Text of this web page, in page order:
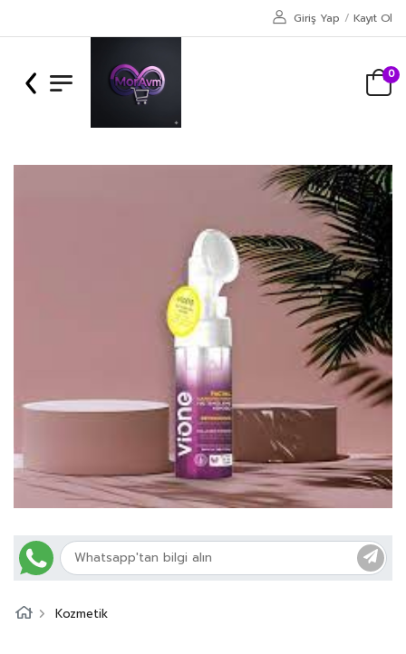
Giriş Yap / Kayıt Ol
0
Kozmetik